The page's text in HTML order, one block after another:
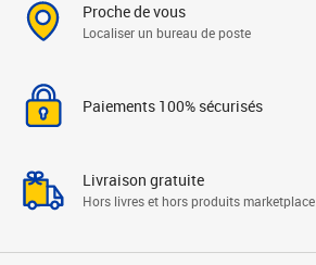
Proche de vous
Localiser un bureau de poste
Paiements 100% sécurisés
Livraison gratuite
Hors livres et hors produits marketplace